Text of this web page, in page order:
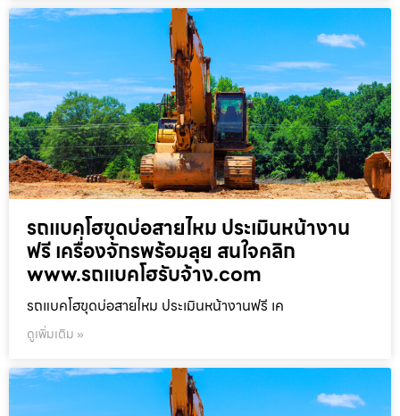
รถแบคโฮขุดบ่อสายไหม ประเมินหน้างาน
ฟรี เครื่องจักรพร้อมลุย สนใจคลิก
www.รถแบคโฮรับจ้าง.com
รถแบคโฮขุดบ่อสายไหม ประเมินหน้างานฟรี เค
ดูเพิ่มเติม »